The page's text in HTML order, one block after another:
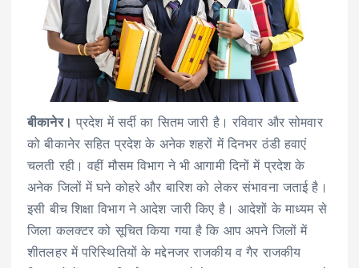
बीकानेर। प्रदेश में सर्दी का सितम जारी है। रविवार और सोमवार
को बीकानेर सहित प्रदेश के अनेक शहरों में दिनभर ठंडी हवाएं
चलती रही। वहीं मौसम विभाग ने भी आगामी दिनों में प्रदेश के
अनेक जिलों में घने कोहरे और बारिश को लेकर संभावना जताई है।
इसी बीच शिक्षा विभाग ने आदेश जारी किए है। आदेशों के माध्यम से
जिला कलक्टर को सूचित किया गया है कि आप अपने जिलों में
शीतलहर में परिस्थितियों के मद्देनजर राजकीय व गैर राजकीय